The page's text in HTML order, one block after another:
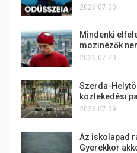
2026.07.30.
Mindenki
mozinézők
2026.07.29.
Szerda-
közlekedési
2026.07.29.
Az iskolapad
Gyerekkor